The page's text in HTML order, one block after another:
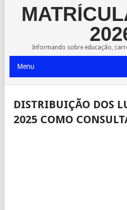
Informando sobre educação,
Menu
DISTRIBUIÇÃO DOS
2025 COMO